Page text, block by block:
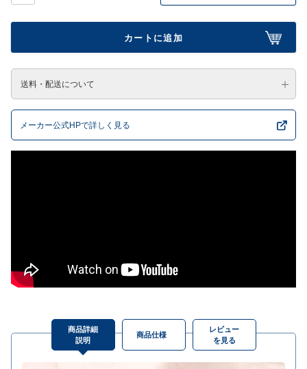
カートに追加
送料・配送について
メーカー公式HPで詳しく見る
商品詳細
説明
商品仕様
レビュー
を見る